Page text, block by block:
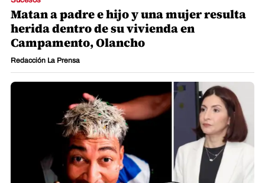
Matan a padre e hijo y una mujer resulta
herida dentro de su vivienda en
Campamento, Olancho
Redacción La Prensa